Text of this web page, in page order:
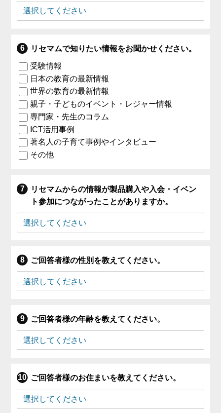
リセマムで知りたい情報をお聞かせください。
受験情報
日本の教育の最新情報
世界の教育の最新情報
親子・子どものイベント・レジャー情報
専門家・先生のコラム
ICT活用事例
著名人の子育て事例やインタビュー
その他
リセマムからの情報が製品購入や入会・イベン
ト参加につながったことがありますか。
ご回答者様の性別を教えてください。
ご回答者様の年齢を教えてください。
ご回答者様のお住まいを教えてください。